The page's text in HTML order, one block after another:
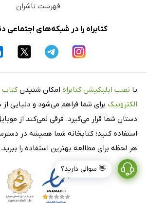
👋 سوالی دارید؟
فهرست ناشران
کتابراه را در شبکه‌های اجتماعی
با نصب اپلیکیشن کتابراه امکان شنیدن
الکترونیک برای شما فراهم می‌شود و دنیایی از
دستان شما قرار می‌گیرد. فرقی نمی‌کند از
استفاده کنید؛ کتابخانه شما همیشه در
هر لحظه برای مطالعه بهترین استفاده را ببرید.